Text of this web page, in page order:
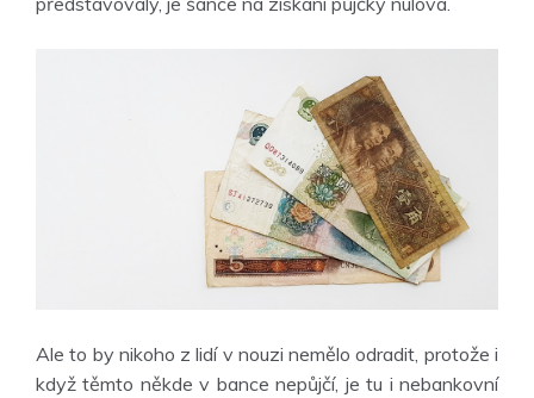
Ale to by nikoho z lidí v nouzi nemělo odradit, protože i
když těmto někde v bance nepůjčí, je tu i nebankovní